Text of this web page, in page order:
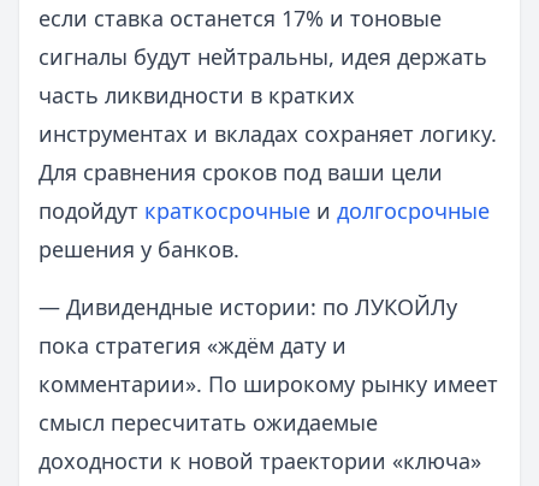
если ставка останется 17% и тоновые
сигналы будут нейтральны, идея держать
часть ликвидности в кратких
инструментах и вкладах сохраняет логику.
Для сравнения сроков под ваши цели
подойдут краткосрочные и долгосрочные
решения у банков.
— Дивидендные истории: по ЛУКОЙЛу
пока стратегия «ждём дату и
комментарии». По широкому рынку имеет
смысл пересчитать ожидаемые
доходности к новой траектории «ключа»